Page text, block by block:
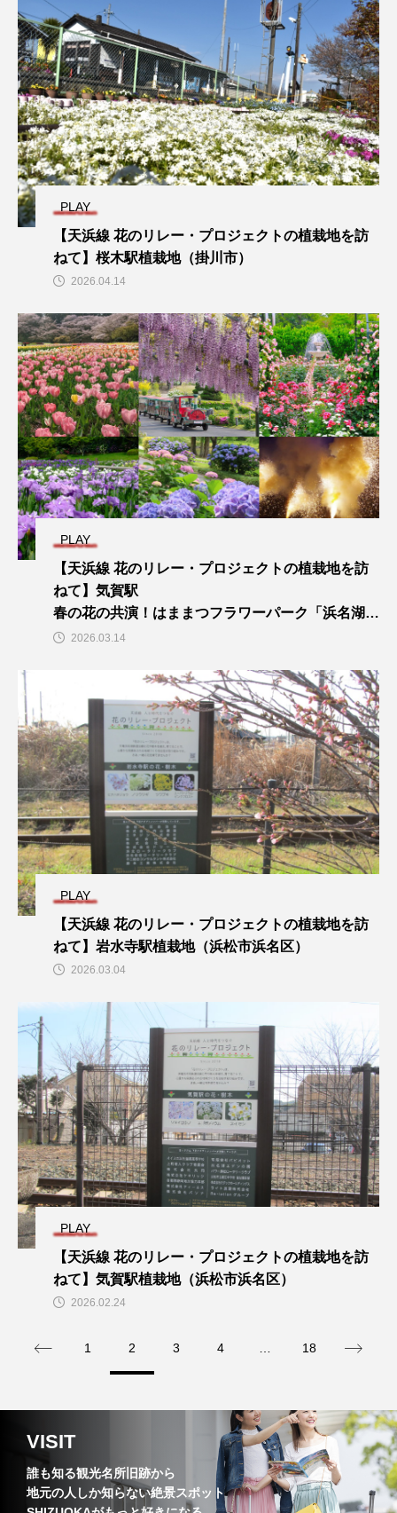
PLAY
【天浜線 花のリレー・プロジェクトの植栽地を訪
ねて】桜木駅植栽地（掛川市）
2026.04.14
PLAY
【天浜線 花のリレー・プロジェクトの植栽地を訪
ねて】気賀駅
春の花の共演！はままつフラワーパーク「浜名湖花
フェスタ2026」の紹介
2026.03.14
PLAY
【天浜線 花のリレー・プロジェクトの植栽地を訪
ねて】岩水寺駅植栽地（浜松市浜名区）
2026.03.04
PLAY
【天浜線 花のリレー・プロジェクトの植栽地を訪
ねて】気賀駅植栽地（浜松市浜名区）
2026.02.24
1 2 3 4 18
VISIT
誰も知る観光名所旧跡から
地元の人しか知らない絶景スポット